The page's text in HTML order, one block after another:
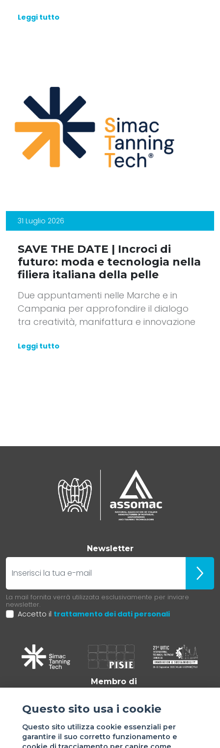
Leggi tutto
31 Luglio 2026
SAVE THE DATE | Incroci di
futuro: moda e tecnologia nella
filiera italiana della pelle
Due appuntamenti nelle Marche e in
Campania per approfondire il dialogo
tra creatività, manifattura e innovazione
Leggi tutto
Newsletter
E-mail
Iscriviti
La mail fornita verrà utilizzata esclusivamente per inviare
newsletter.
Accetto il trattamento dei dati personali
Membro di
Questo sito usa i cookie
Questo sito utilizza cookie essenziali per
garantire il suo corretto funzionamento e